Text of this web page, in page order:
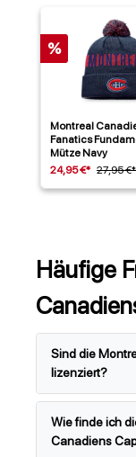
%
Montreal
Fanatics
Mütze Navy
24,95 €* 27,95 €*
Häufige
Sind die
lizenziert?
Wie finde ich
Canadiens